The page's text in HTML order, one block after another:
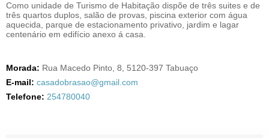
Como unidade de Turismo de Habitação dispõe de três suites e de
três quartos duplos, salão de provas, piscina exterior com água
aquecida, parque de estacionamento privativo, jardim e lagar
centenário em edifício anexo á casa.
Morada: Rua Macedo Pinto, 8, 5120-397 Tabuaço
E-mail: casadobrasao@gmail.com
Telefone: 254780040